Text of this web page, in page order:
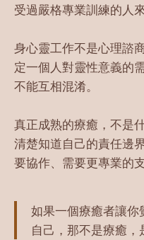
受過嚴格專業訓練的人
身心靈工作不是心理諮
定一個人對靈性意義的
不能互相混淆。
真正成熟的療癒，不是
清楚知道自己的責任邊
要協作、需要更專業的支
如果一個療癒者讓
自己，那不是療癒，